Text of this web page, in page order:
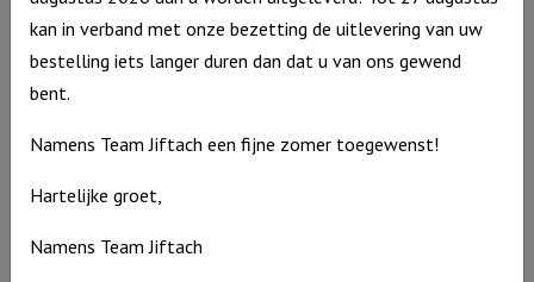
10,95
Windlicht
God
kan in verband met onze bezetting de uitlevering van uw
bestelling iets langer duren dan dat u van ons gewend
bent.
Namens Team Jiftach een fijne zomer toegewenst!
Hartelijke groet,
Namens Team Jiftach